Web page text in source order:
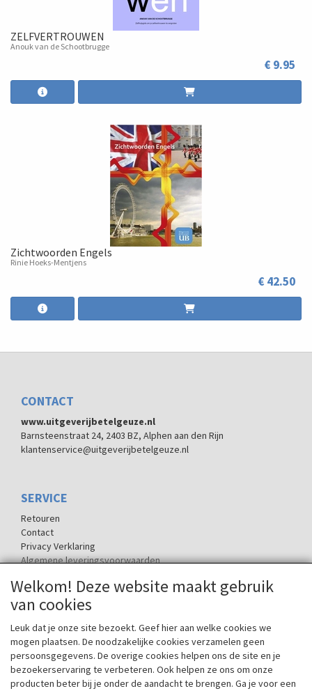
ZELFVERTROUWEN
Anouk van de Schootbrugge
€ 9.95
Zichtwoorden Engels
Rinie Hoeks-Mentjens
€ 42.50
CONTACT
www.uitgeverijbetelgeuze.nl
Barnsteenstraat 24, 2403 BZ, Alphen aan den Rijn
klantenservice@uitgeverijbetelgeuze.nl
SERVICE
Retouren
Contact
Privacy Verklaring
Algemene leveringsvoorwaarden
SOCIALE MEDIA
Welkom! Deze website maakt gebruik
van cookies
Leuk dat je onze site bezoekt. Geef hier aan welke cookies we
mogen plaatsen. De noodzakelijke cookies verzamelen geen
persoonsgegevens. De overige cookies helpen ons de site en je
bezoekerservaring te verbeteren. Ook helpen ze ons om onze
producten beter bij je onder de aandacht te brengen. Ga je voor een